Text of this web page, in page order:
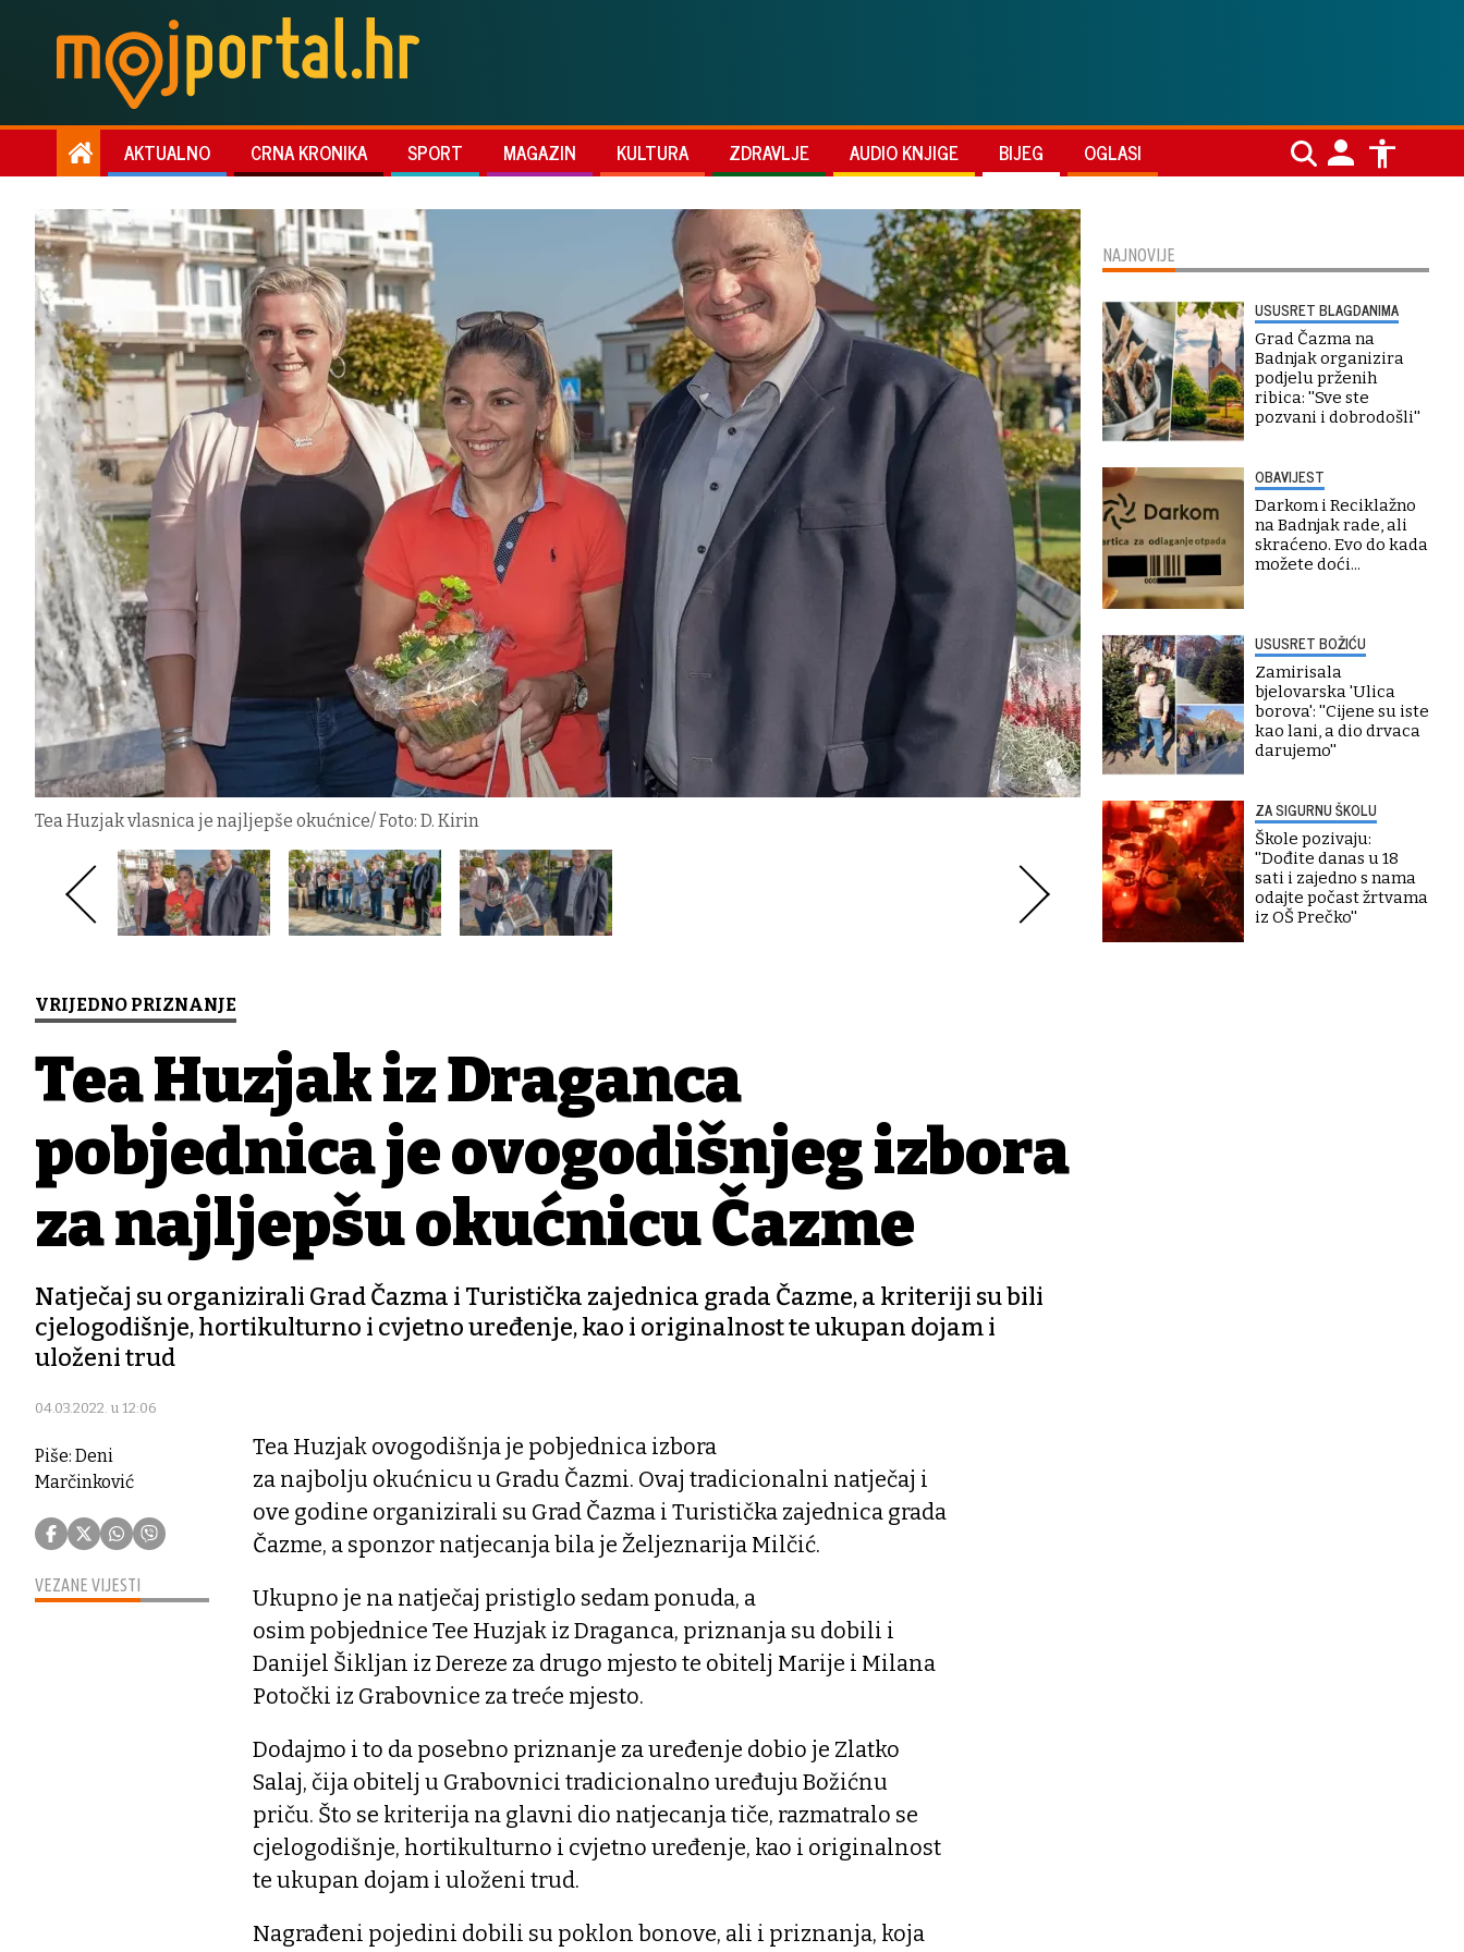
AKTUALNO CRNA KRONIKA SPORT MAGAZIN KULTURA ZDRAVLJE AUDIO KNJIGE BIJEG OGLASI
Tea Huzjak vlasnica je najljepše okućnice/ Foto: D. Kirin
VRIJEDNO PRIZNANJE
Tea Huzjak iz Draganca
pobjednica je ovogodišnjeg izbora
za najljepšu okućnicu Čazme
Natječaj su organizirali Grad Čazma i Turistička zajednica grada Čazme, a kriteriji su bili
cjelogodišnje, hortikulturno i cvjetno uređenje, kao i originalnost te ukupan dojam i
uloženi trud
04.03.2022. u 12:06
Piše: Deni
Marčinković
VEZANE VIJESTI
Tea Huzjak ovogodišnja je pobjednica izbora
za najbolju okućnicu u Gradu Čazmi. Ovaj tradicionalni natječaj i
ove godine organizirali su Grad Čazma i Turistička zajednica grada
Čazme, a sponzor natjecanja bila je Željeznarija Milčić.
Ukupno je na natječaj pristiglo sedam ponuda, a
osim pobjednice Tee Huzjak iz Draganca, priznanja su dobili i
Danijel Šikljan iz Dereze za drugo mjesto te obitelj Marije i Milana
Potočki iz Grabovnice za treće mjesto.
Dodajmo i to da posebno priznanje za uređenje dobio je Zlatko
Salaj, čija obitelj u Grabovnici tradicionalno uređuju Božićnu
priču. Što se kriterija na glavni dio natjecanja tiče, razmatralo se
cjelogodišnje, hortikulturno i cvjetno uređenje, kao i originalnost
te ukupan dojam i uloženi trud.
Nagrađeni pojedini dobili su poklon bonove, ali i priznanja, koja
NAJNOVIJE
USUSRET BLAGDANIMA
Grad Čazma na
Badnjak organizira
podjelu prženih
ribica: ''Sve ste
pozvani i dobrodošli''
OBAVIJEST
Darkom i Reciklažno
na Badnjak rade, ali
skraćeno. Evo do kada
možete doći...
USUSRET BOŽIĆU
Zamirisala
bjelovarska 'Ulica
borova': ''Cijene su iste
kao lani, a dio drvaca
darujemo''
ZA SIGURNU ŠKOLU
Škole pozivaju:
''Dođite danas u 18
sati i zajedno s nama
odajte počast žrtvama
iz OŠ Prečko''